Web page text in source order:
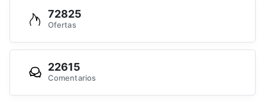
72825
Ofertas
22615
Comentarios